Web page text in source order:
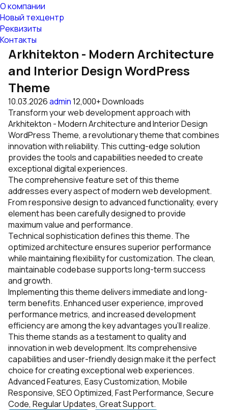
О компании
Новый техцентр
Реквизиты
Контакты
Arkhitekton - Modern Architecture
and Interior Design WordPress
Theme
10.03.2026admin12,000+ Downloads
Transform your web development approach with
Arkhitekton - Modern Architecture and Interior Design
WordPress Theme, a revolutionary theme that combines
innovation with reliability. This cutting-edge solution
provides the tools and capabilities needed to create
exceptional digital experiences.
The comprehensive feature set of this theme
addresses every aspect of modern web development.
From responsive design to advanced functionality, every
element has been carefully designed to provide
maximum value and performance.
Technical sophistication defines this theme. The
optimized architecture ensures superior performance
while maintaining flexibility for customization. The clean,
maintainable codebase supports long-term success
and growth.
Implementing this theme delivers immediate and long-
term benefits. Enhanced user experience, improved
performance metrics, and increased development
efficiency are among the key advantages you'll realize.
This theme stands as a testament to quality and
innovation in web development. Its comprehensive
capabilities and user-friendly design make it the perfect
choice for creating exceptional web experiences.
Advanced Features, Easy Customization, Mobile
Responsive, SEO Optimized, Fast Performance, Secure
Code, Regular Updates, Great Support.